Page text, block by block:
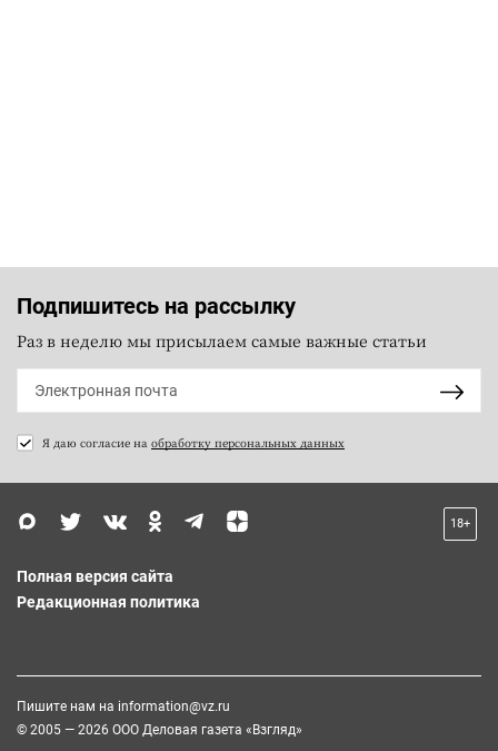
Подпишитесь на рассылку
Раз в неделю мы присылаем самые важные статьи
Я даю согласие на обработку персональных данных
18+
Полная версия сайта
Редакционная политика
Пишите нам на information@vz.ru
© 2005 — 2026 ООО Деловая газета «Взгляд»